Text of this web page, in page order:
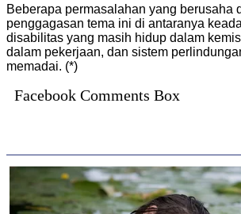
Beberapa permasalahan yang berusaha
penggagasan tema ini di antaranya
disabilitas yang masih hidup dalam
dalam pekerjaan, dan sistem
memadai. (*)
Facebook Comments Box